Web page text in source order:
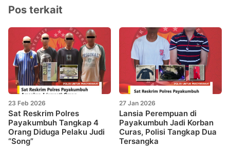
Pos terkait
23 Feb 2026
Sat Reskrim Polres
Payakumbuh Tangkap 4
Orang Diduga Pelaku Judi
“Song”
27 Jan 2026
Lansia Perempuan di
Payakumbuh Jadi Korban
Curas, Polisi Tangkap Dua
Tersangka